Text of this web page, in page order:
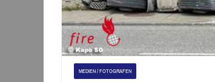
MEDIEN / FOTOGRAFEN